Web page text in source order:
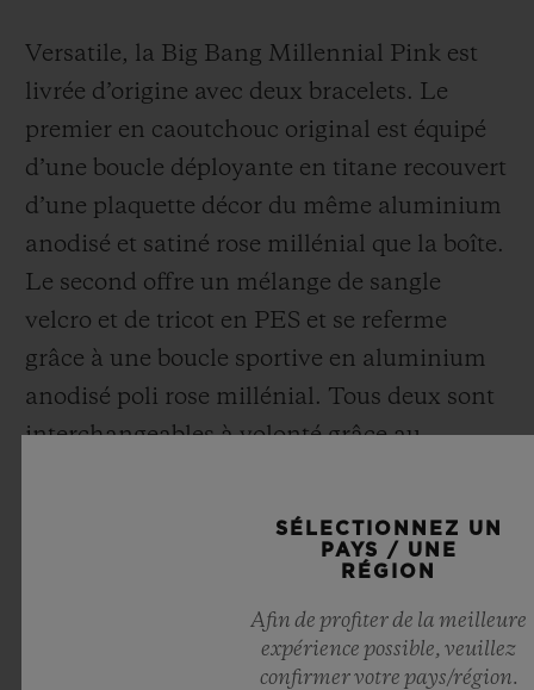
Versatile, la Big Bang Millennial Pink est
livrée d’origine avec deux bracelets. Le
premier en caoutchouc original est équipé
d’une boucle déployante en titane recouvert
d’une plaquette décor du même aluminium
anodisé et satiné rose millénial que la boîte.
Le second offre un mélange de sangle
velcro et de tricot en PES et se referme
grâce à une boucle sportive en aluminium
anodisé poli rose millénial. Tous deux sont
interchangeables à volonté grâce au
luxe traditionnel, la Big Bang Millennial
Pink ne sera disponible qu’en une édition
SÉLECTIONNEZ UN
PAYS / UNE
RÉGION
Afin de profiter de la meilleure
expérience possible, veuillez
confirmer votre pays/région.